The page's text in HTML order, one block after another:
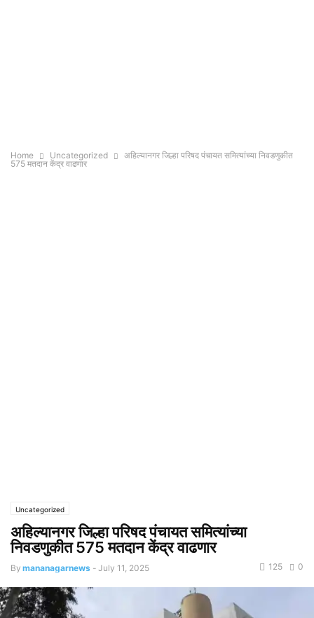
Home Uncategorized
अहिल्यानगर जिल्हा परिषद पंचायत समित्यांच्या निवडणुकीत
575 मतदान केंद्र वाढणार
Uncategorized
अहिल्यानगर जिल्हा परिषद पंचायत समित्यांच्या
निवडणुकीत 575 मतदान केंद्र वाढणार
By mananagarnews - July 11, 2025 0
125